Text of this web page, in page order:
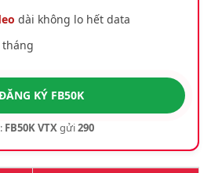
dài không lo hết data
KÝ FB50K
FB50K VTXgửi290